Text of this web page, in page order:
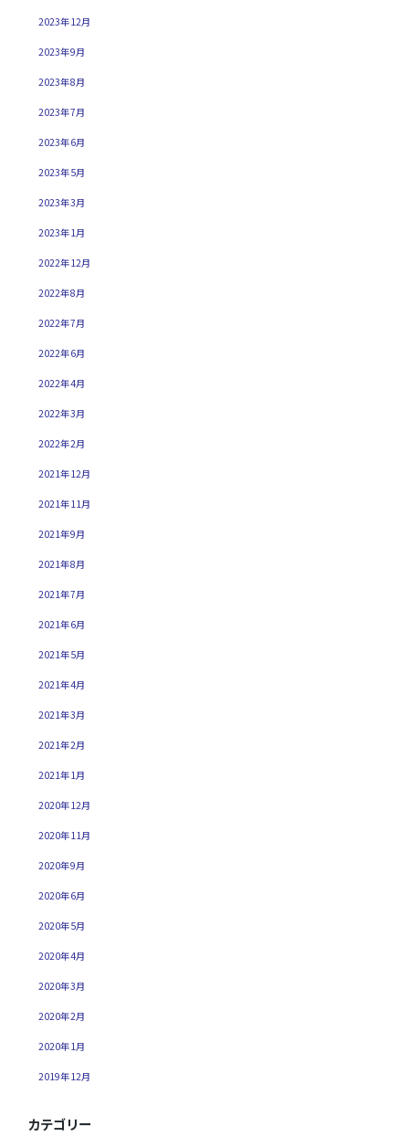
2023年12月
2023年9月
2023年8月
2023年7月
2023年6月
2023年5月
2023年3月
2023年1月
2022年12月
2022年8月
2022年7月
2022年6月
2022年4月
2022年3月
2022年2月
2021年12月
2021年11月
2021年9月
2021年8月
2021年7月
2021年6月
2021年5月
2021年4月
2021年3月
2021年2月
2021年1月
2020年12月
2020年11月
2020年9月
2020年6月
2020年5月
2020年4月
2020年3月
2020年2月
2020年1月
2019年12月
カテゴリー